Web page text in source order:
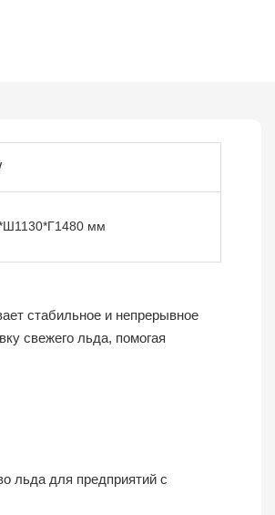
мм
стабильное и непрерывное
свежего льда, помогая
льда для предприятий с